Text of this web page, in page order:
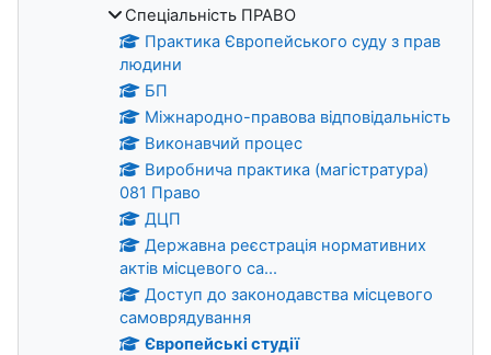
Спеціальність ПРАВО
Практика Європейського суду з прав
людини
БП
Міжнародно-правова відповідальність
Виконавчий процес
Виробнича практика (магістратура)
081 Право
ДЦП
Державна реєстрація нормативних
актів місцевого са...
Доступ до законодавства місцевого
самоврядування
Європейські студії